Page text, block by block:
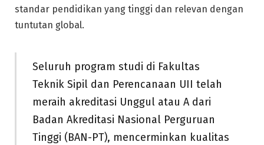
standar pendidikan yang tinggi dan relevan dengan
tuntutan global.
Seluruh program studi di Fakultas
Teknik Sipil dan Perencanaan UII telah
meraih akreditasi Unggul atau A dari
Badan Akreditasi Nasional Perguruan
Tinggi (BAN-PT), mencerminkan kualitas